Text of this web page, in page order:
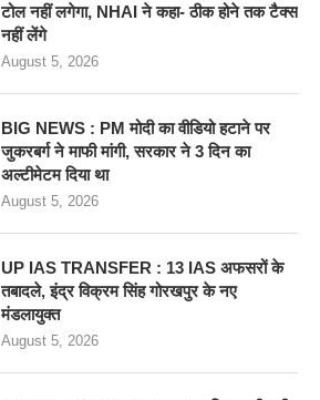
टोल नहीं लगेगा, NHAI ने कहा- ठीक होने तक टैक्स
नहीं लेंगे
August 5, 2026
BIG NEWS : PM मोदी का वीडियो हटाने पर
जुकरबर्ग ने माफी मांगी, सरकार ने 3 दिन का
अल्टीमेटम दिया था
August 5, 2026
UP IAS TRANSFER : 13 IAS अफसरों के
तबादले, इंद्र विक्रम सिंह गोरखपुर के नए
मंडलायुक्त
August 5, 2026